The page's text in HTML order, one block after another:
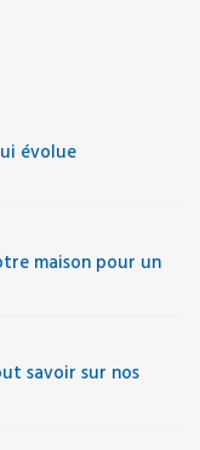
évolue
maison pour un
savoir sur nos